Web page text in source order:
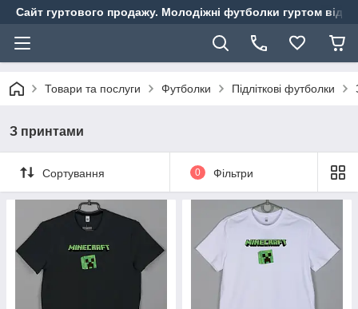
Сайт гуртового продажу. Молодіжні футболки гуртом від
Товари та послуги Футболки Підліткові футболки
З принтами
Сортування 0 Фільтри